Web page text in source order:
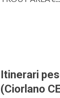
Itinerari
(Ciorlano